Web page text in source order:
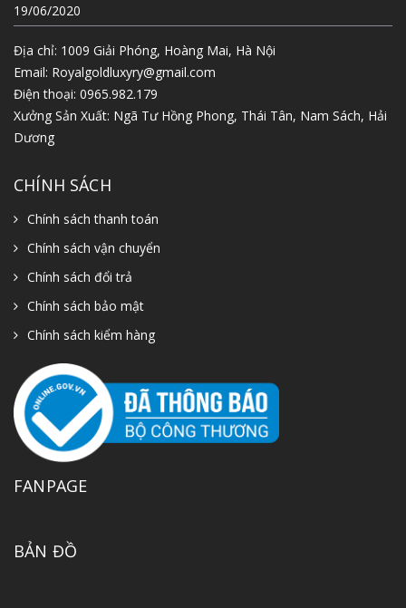
19/06/2020
Địa chỉ: 1009 Giải Phóng, Hoàng Mai, Hà Nội
Email: Royalgoldluxyry@gmail.com
Điện thoại: 0965.982.179
Xưởng Sản Xuất: Ngã Tư Hồng Phong, Thái Tân, Nam Sách, Hải
Dương
CHÍNH SÁCH
Chính sách thanh toán
Chính sách vận chuyển
Chính sách đổi trả
Chính sách bảo mật
Chính sách kiểm hàng
FANPAGE
BẢN ĐỒ